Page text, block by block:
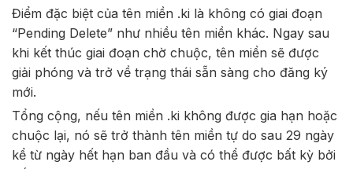
Điểm đặc biệt của tên miền .ki là không có giai đoạn
“Pending Delete” như nhiều tên miền khác. Ngay sau
khi kết thúc giai đoạn chờ chuộc, tên miền sẽ được
giải phóng và trở về trạng thái sẵn sàng cho đăng ký
mới.
Tổng cộng, nếu tên miền .ki không được gia hạn hoặc
chuộc lại, nó sẽ trở thành tên miền tự do sau 29 ngày
kể từ ngày hết hạn ban đầu và có thể được bất kỳ bởi